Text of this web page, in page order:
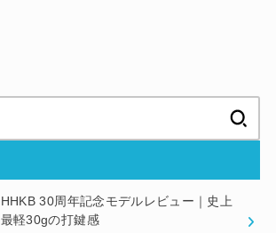
HHKB 30周年記念モデルレビュー｜史上
最軽30gの打鍵感